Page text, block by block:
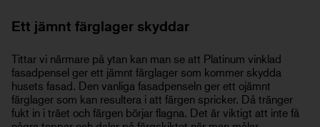
Ett jämnt färglager skyddar
Tittar vi närmare på ytan kan man se att Platinum vinklad
fasadpensel ger ett jämnt färglager som kommer skydda
husets fasad. Den vanliga fasadpenseln ger ett ojämnt
färglager som kan resultera i att färgen spricker. Då tränger
fukt in i träet och färgen börjar flagna. Det är viktigt att inte få